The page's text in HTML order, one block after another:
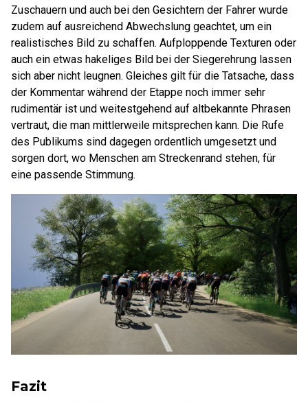
Zuschauern und auch bei den Gesichtern der Fahrer wurde
zudem auf ausreichend Abwechslung geachtet, um ein
realistisches Bild zu schaffen. Aufploppende Texturen oder
auch ein etwas hakeliges Bild bei der Siegerehrung lassen
sich aber nicht leugnen. Gleiches gilt für die Tatsache, dass
der Kommentar während der Etappe noch immer sehr
rudimentär ist und weitestgehend auf altbekannte Phrasen
vertraut, die man mittlerweile mitsprechen kann. Die Rufe
des Publikums sind dagegen ordentlich umgesetzt und
sorgen dort, wo Menschen am Streckenrand stehen, für
eine passende Stimmung.
Fazit